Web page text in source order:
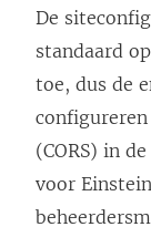
De
standaard
toe, dus de
configureren
(CORS) in
voor